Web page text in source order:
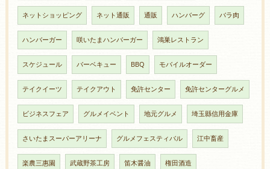
ネットショッピング ネット通販 通販 ハンバーグ バラ肉
ハンバーガー 咲いたまハンバーガー 鴻巣レストラン
スケジュール バーベキュー BBQ モバイルオーダー
テイクイーツ テイクアウト 免許センター 免許センターグルメ
ビジネスフェア グルメイベント 地元グルメ 埼玉縣信用金庫
さいたまスーパーアリーナ グルメフェスティバル 江中畜産
楽農三惠園 武蔵野茶工房 笛木醤油 権田酒造